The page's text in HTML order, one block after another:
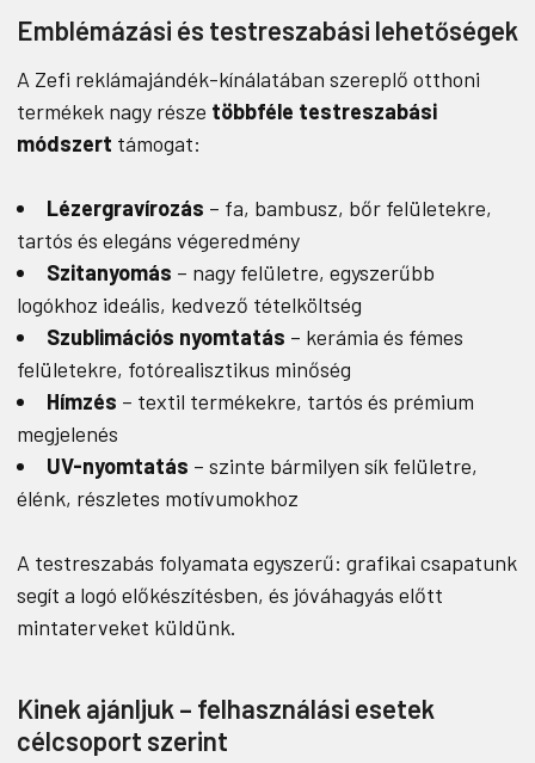
Emblémázási és testreszabási lehetőségek
A Zefi reklámajándék-kínálatában szereplő otthoni
termékek nagy része többféle testreszabási
módszert támogat:
Lézergravírozás – fa, bambusz, bőr felületekre,
tartós és elegáns végeredmény
Szitanyomás – nagy felületre, egyszerűbb
logókhoz ideális, kedvező tételköltség
Szublimációs nyomtatás – kerámia és fémes
felületekre, fotórealisztikus minőség
Hímzés – textil termékekre, tartós és prémium
megjelenés
UV-nyomtatás – szinte bármilyen sík felületre,
élénk, részletes motívumokhoz
A testreszabás folyamata egyszerű: grafikai csapatunk
segít a logó előkészítésben, és jóváhagyás előtt
mintaterveket küldünk.
Kinek ajánljuk – felhasználási esetek
célcsoport szerint